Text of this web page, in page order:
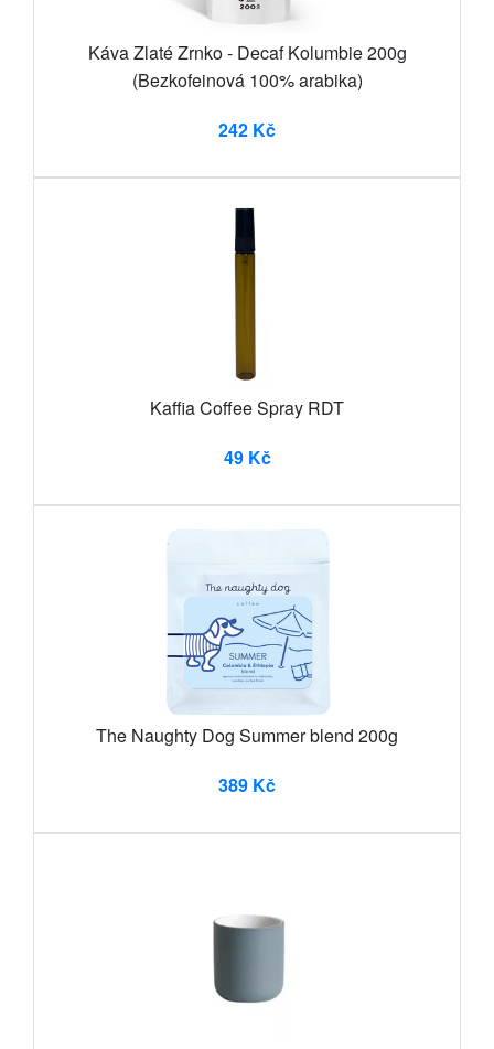
Káva Zlaté Zrnko - Decaf Kolumbie 200g
(Bezkofeinová 100% arabika)
242 Kč
Kaffia Coffee Spray RDT
49 Kč
The Naughty Dog Summer blend 200g
389 Kč